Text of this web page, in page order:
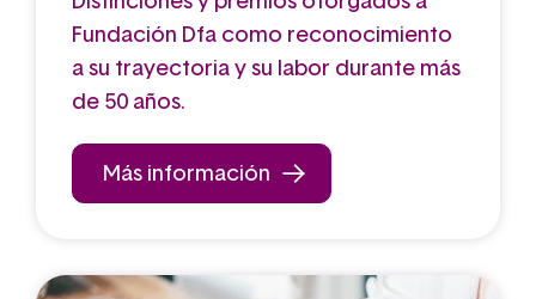
Fundación Dfa como reconocimiento
a su trayectoria y su labor durante más
de 50 años.
Más información